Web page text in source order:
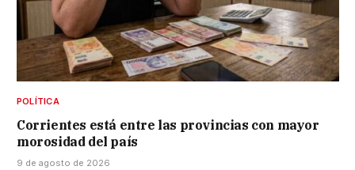
POLÍTICA
Corrientes está entre las provincias con mayor
morosidad del país
9 de agosto de 2026